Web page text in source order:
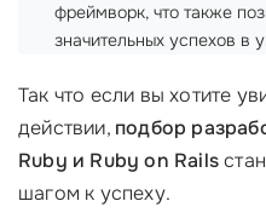
фреймворк, что также
значительных успехов в
Так что если вы хотите
действии, подбор
Ruby и Ruby on Rails
шагом к успеху.